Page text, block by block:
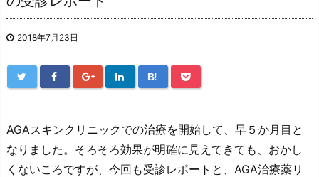
2018年7月23日
B!
AGAスキンクリニックでの治療を開始して、早５か月目と
なりました。そろそろ効果が明確に見えてきても、おかし
くないころですが、今回も受診レポートと、AGA治療薬リ